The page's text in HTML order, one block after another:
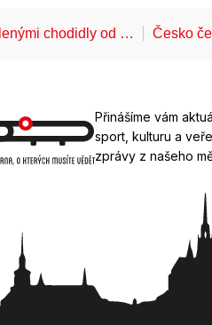
chodidly od … Česko
Přinášíme vám
sport, kulturu a
zprávy z našeho